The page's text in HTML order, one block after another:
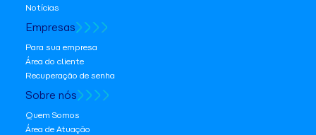
Notícias
Empresas
Para sua empresa
Área do cliente
Recuperação de senha
Sobre nós
Quem Somos
Área de Atuação